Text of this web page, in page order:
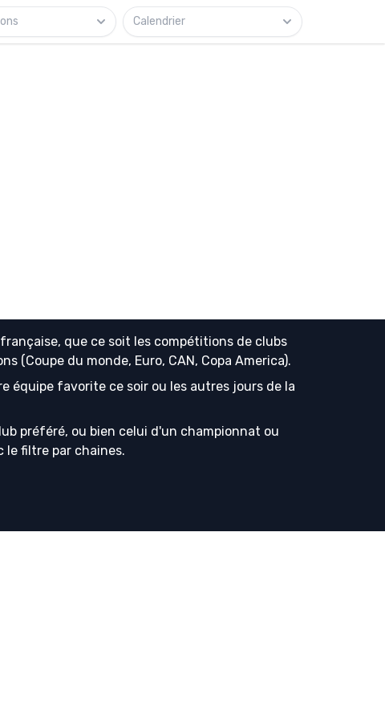
Calendrier
que ce soit les compétitions de clubs
(Coupe du monde, Euro, CAN, Copa America).
équipe favorite ce soir ou les autres jours de la
préféré, ou bien celui d'un championnat ou
le filtre par chaines.